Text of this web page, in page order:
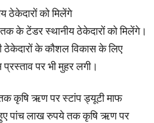
ठेकेदारों को मिलेंगे
के टेंडर स्थानीय ठेकेदारों को मिलेंगे।
ठेकेदारों के कौशल विकास के लिए
पर भी मुहर लगी।
कृषि ऋण पर स्टांप ड्यूटी माफ
पांच लाख रुपये तक कृषि ऋण पर